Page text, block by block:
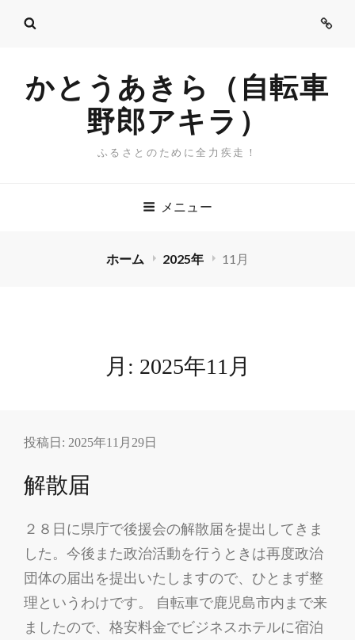
ご
かとうあきら（自転車
野郎アキラ）
ふるさとのために全力疾走！
メニュー
ホーム 2025年 11月
月: 2025年11月
投稿日: 2025年11月29日
解散届
２８日に県庁で後援会の解散届を提出してきま
した。今後また政治活動を行うときは再度政治
団体の届出を提出いたしますので、ひとまず整
理というわけです。 自転車で鹿児島市内まで来
ましたので、格安料金でビジネスホテルに宿泊